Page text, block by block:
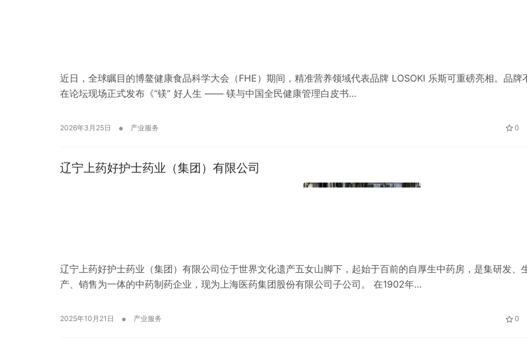
近日，全球瞩目的博鳌健康食品科学大会（FHE）期间，精准营养领域代表品牌 LOSOKI 乐斯可重磅亮相。品牌
在论坛现场正式发布《“镁” 好人生 —— 镁与中国全民健康管理白皮书…
2026年3月25日 • 产业服务 0
辽宁上药好护士药业（集团）有限公司
辽宁上药好护士药业（集团）有限公司位于世界文化遗产五女山脚下，起始于百前的自厚生中药房，是集研发、
产、销售为一体的中药制药企业，现为上海医药集团股份有限公司子公司。 在1902年…
2025年10月21日 • 产业服务 0